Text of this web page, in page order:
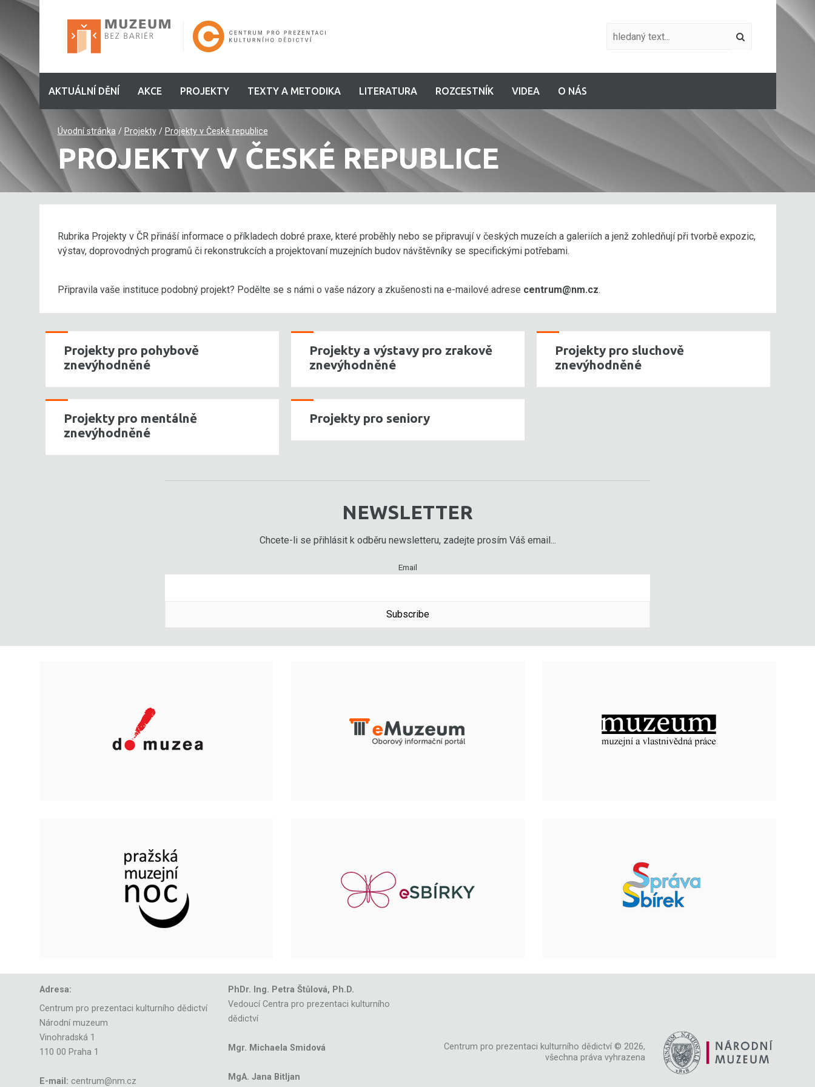
AKTUÁLNÍ DĚNÍ AKCE PROJEKTY TEXTY A METODIKA LITERATURA ROZCESTNÍK VIDEA O NÁS
Úvodní stránka/ Projekty/ Projekty v České republice
PROJEKTY V ČESKÉ REPUBLICE
Rubrika Projekty v ČR přináší informace o příkladech dobré praxe, které proběhly nebo se připravují v českých muzeích a galeriích a jenž zohledňují při tvorbě expozic,
výstav, doprovodných programů či rekonstrukcích a projektovaní muzejních budov návštěvníky se specifickými potřebami.
Připravila vaše instituce podobný projekt? Podělte se s námi o vaše názory a zkušenosti na e-mailové adrese centrum@nm.cz.
Projekty pro pohybově
znevýhodněné
Projekty a výstavy pro zrakově
znevýhodněné
Projekty pro sluchově
znevýhodněné
Projekty pro mentálně
znevýhodněné
Projekty pro seniory
NEWSLETTER
Chcete-li se přihlásit k odběru newsletteru, zadejte prosím Váš email...
Email
Subscribe
Adresa:
Centrum pro prezentaci kulturního dědictví
Národní muzeum
Vinohradská 1
110 00 Praha 1
E-mail: centrum@nm.cz
PhDr. Ing. Petra Štůlová, Ph.D.
Vedoucí Centra pro prezentaci kulturního
dědictví
Mgr. Michaela Smidová
MgA. Jana Bitljan
Centrum pro prezentaci kulturního dědictví © 2026,
všechna práva vyhrazena